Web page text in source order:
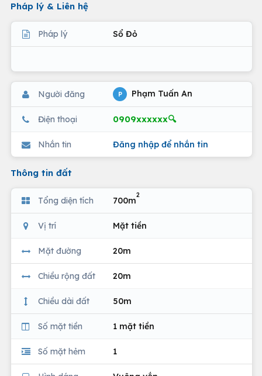
Pháp lý & Liên hệ
Pháp lý Sổ Đỏ
Người đăng P Phạm Tuấn An
Điện thoại 0909xxxxxx🔍
Nhắn tin Đăng nhập để nhắn tin
Thông tin đất
Tổng diện tích 700m
2
Vị trí Mặt tiền
Mặt đường 20m
Chiều rộng đất 20m
Chiều dài đất 50m
Số mặt tiền 1 mặt tiền
Số mặt hẻm 1